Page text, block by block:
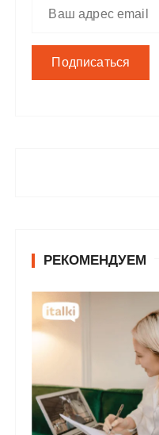
РЕКОМЕНДУЕМ